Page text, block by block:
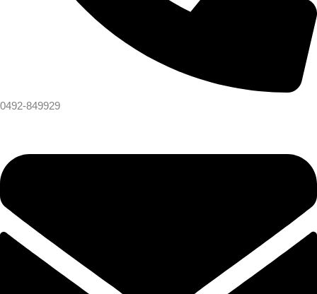
0492-849929